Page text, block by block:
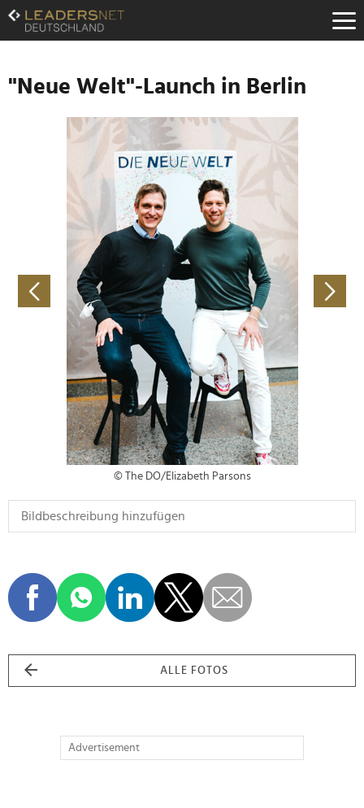
Zum
Inhalt
Zur
Navigation
Zur
Hauptnavigation
"Neue Welt"-Launch in Berlin
© The DO/Elizabeth Parsons
ALLE FOTOS
Advertisement